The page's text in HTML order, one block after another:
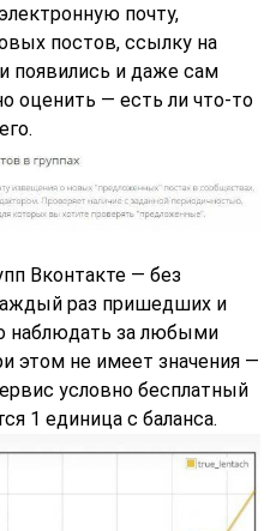
почту,
постов, ссылку на
появились и даже сам
оценить — есть ли что-то
Вконтакте — без
раз пришедших и
наблюдать за любыми
этом не имеет значения —
условно бесплатный
1 единица с баланса.